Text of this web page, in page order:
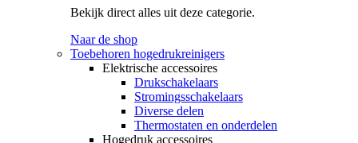
Bekijk direct alles uit deze categorie.
Naar de shop
Toebehoren hogedrukreinigers
Elektrische accessoires
Drukschakelaars
Stromingsschakelaars
Diverse delen
Thermostaten en onderdelen
Hogedruk accessoires